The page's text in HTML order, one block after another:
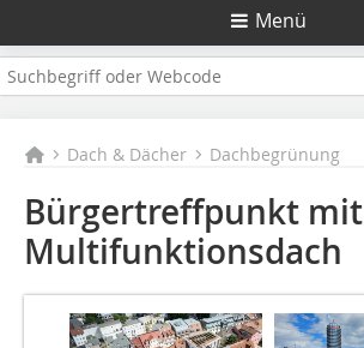
Menü
Dach & Dächer Dachbegrünung
Bürgertreffpunkt mit
Multifunktionsdach